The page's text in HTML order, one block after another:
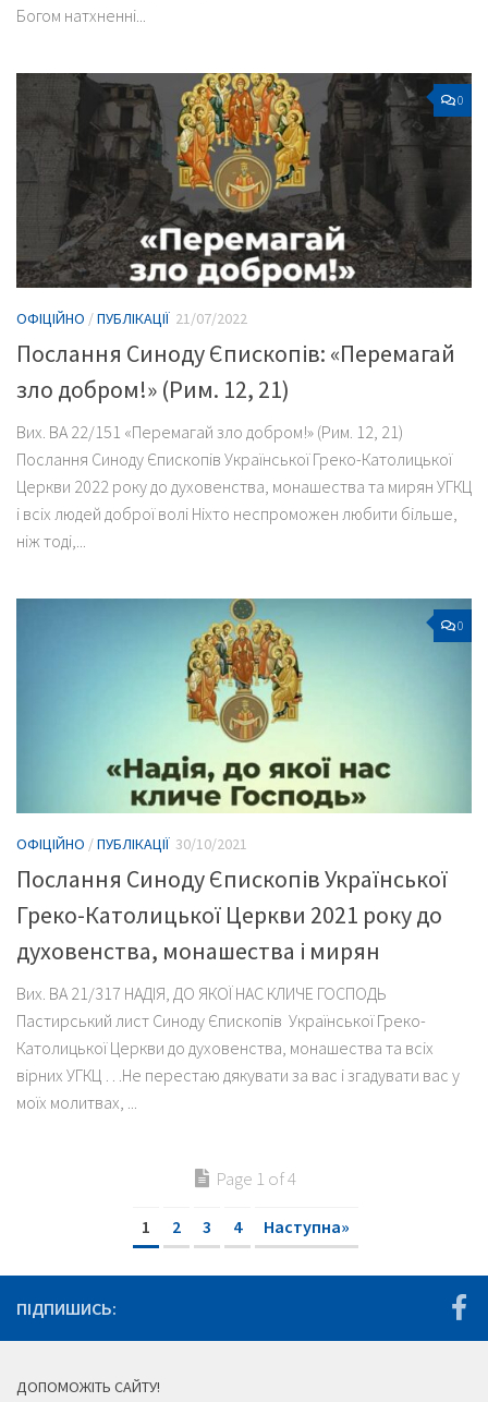
Богом натхненні...
0
ОФІЦІЙНО /ПУБЛІКАЦІЇ 21/07/2022
Послання Синоду Єпископів: «Перемагай
зло добром!» (Рим. 12, 21)
Вих. ВА 22/151 «Перемагай зло добром!» (Рим. 12, 21)
Послання Синоду Єпископів Української Греко-Католицької
Церкви 2022 року до духовенства, монашества та мирян УГКЦ
і всіх людей доброї волі Ніхто неспроможен любити більше,
ніж тоді,...
0
ОФІЦІЙНО /ПУБЛІКАЦІЇ 30/10/2021
Послання Синоду Єпископів Української
Греко-Католицької Церкви 2021 року до
духовенства, монашества і мирян
Вих. ВА 21/317 НАДІЯ, ДО ЯКОЇ НАС КЛИЧЕ ГОСПОДЬ
Пастирський лист Синоду Єпископів Української Греко-
Католицької Церкви до духовенства, монашества та всіх
вірних УГКЦ …Не перестаю дякувати за вас і згадувати вас у
моїх молитвах, ...
Page 1 of 4
1 2 3 4 Наступна»
ПІДПИШИСЬ:
ДОПОМОЖІТЬ САЙТУ!